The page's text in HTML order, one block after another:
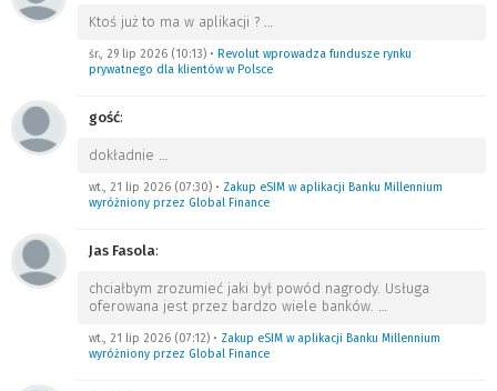
Ktoś już to ma w aplikacji ? …
śr., 29 lip 2026 (10:13) • Revolut wprowadza fundusze rynku
prywatnego dla klientów w Polsce
gość:
dokładnie …
wt., 21 lip 2026 (07:30) • Zakup eSIM w aplikacji Banku Millennium
wyróżniony przez Global Finance
Jas Fasola:
chciałbym zrozumieć jaki był powód nagrody. Usługa
oferowana jest przez bardzo wiele banków. …
wt., 21 lip 2026 (07:12) • Zakup eSIM w aplikacji Banku Millennium
wyróżniony przez Global Finance